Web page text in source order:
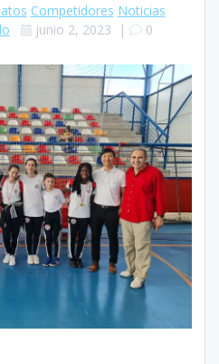
Competidores Noticias
junio 2, 2023 | 0